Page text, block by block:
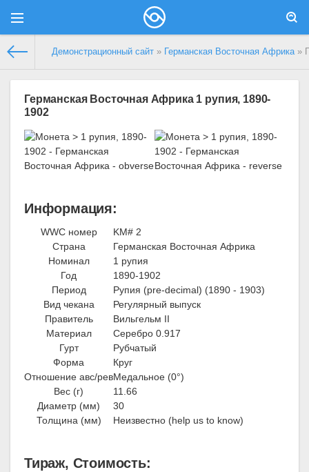
Демонстрационный сайт » Германская Восточная Африка»
Германская Восточная Африка 1 рупия, 1890-
1902
Информация:
WWC номер
KM# 2
Страна
Германская Восточная Африка
Номинал
1 рупия
Год
1890-1902
Период
Рупия (pre-decimal) (1890 - 1903)
Вид чекана
Регулярный выпуск
Правитель
Вильгельм II
Материал
Серебро 0.917
Гурт
Рубчатый
Форма
Круг
Отношение авс/ревМедальное (0°)
Вес (г)
11.66
Диаметр (мм)
30
Толщина (мм)
Неизвестно (help us to know)
Тираж, Стоимость: